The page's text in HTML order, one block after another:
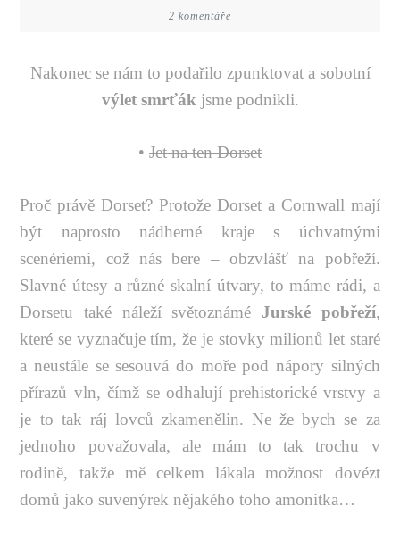
2 komentáře
Nakonec se nám to podařilo zpunktovat a sobotní
výlet smrťák jsme podnikli.
• Jet na ten Dorset
Proč právě Dorset? Protože Dorset a Cornwall mají
být naprosto nádherné kraje s úchvatnými
scenériemi, což nás bere – obzvlášť na pobřeží.
Slavné útesy a různé skalní útvary, to máme rádi, a
Dorsetu také náleží světoznámé Jurské pobřeží,
které se vyznačuje tím, že je stovky milionů let staré
a neustále se sesouvá do moře pod nápory silných
přírazů vln, čímž se odhalují prehistorické vrstvy a
je to tak ráj lovců zkamenělin. Ne že bych se za
jednoho považovala, ale mám to tak trochu v
rodině, takže mě celkem lákala možnost dovézt
domů jako suvenýrek nějakého toho amonitka…